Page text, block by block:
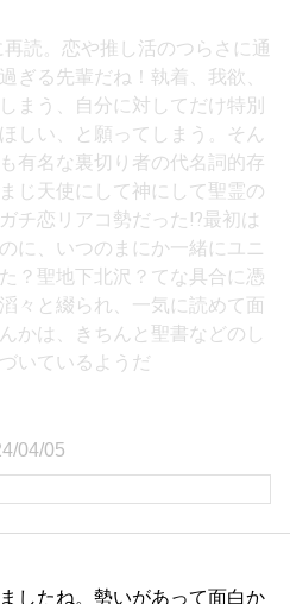
読。恋や推し活のつらさに通
ぎる先輩だね！執着、我欲、
まう、自分に対してだけ特別
しい、と願ってしまう。そん
有名な裏切り者の代名詞的存
じ天使にして神にして聖霊の
チ恋リアコ勢だった⁉最初は
に、いつのまにか一緒にユニ
？聖地下北沢？てな具合に憑
々と綴られ、一気に読めて面
かは、きちんと聖書などのし
いているようだ
04/05
したね。勢いがあって面白か